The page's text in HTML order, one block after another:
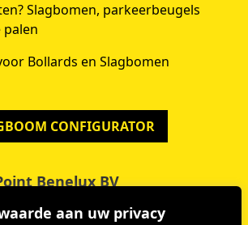
aan uw privacy
Slagbomen, parkeerbeugels
Bollards en Slagbomen
CONFIGURATOR
Benelux BV
op 59 beoordelingen